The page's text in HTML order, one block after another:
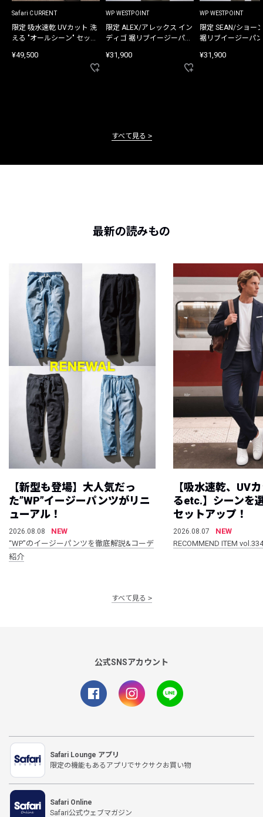
Safari CURRENT
限定 吸水速乾 UVカット 洗
える "オールシーン" セット
¥49,500
WP WESTPOINT
限定 ALEX/アレックス イン
ディゴ 裾リブイージーパン
¥31,900
WP WESTPOINT
限定 SEAN/ショー
裾リブイージーパ
¥31,900
すべて見る
最新の読みもの
【新型も登場】大人気だっ
た”WP”イージーパンツがリニ
ューアル！
2026.08.08
NEW
“WP”のイージーパンツを徹底解説&コーデ
紹介
【吸水速乾、UV
るetc.】シーンを
セットアップ！
2026.08.07
NEW
RECOMMEND ITEM vol.334
すべて見る
公式SNSアカウント
Safari Lounge アプリ
限定の機能もあるアプリでサクサクお買い物
Safari Online
Safari公式ウェブマガジン